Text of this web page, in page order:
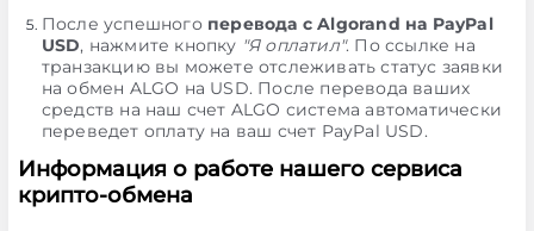
После успешного перевода с Algorand на PayPal
USD, нажмите кнопку "Я оплатил". По ссылке на
транзакцию вы можете отслеживать статус заявки
на обмен ALGO на USD. После перевода ваших
средств на наш счет ALGO система автоматически
переведет оплату на ваш счет PayPal USD.
Информация о работе нашего сервиса
крипто-обмена